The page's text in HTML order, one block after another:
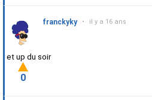
franckyky • il y a 16 ans
et up du soir
0